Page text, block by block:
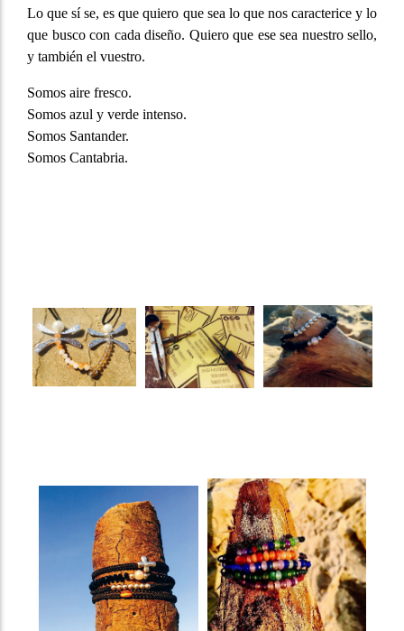
Lo que sí se, es que quiero que sea lo que nos caracterice y lo
que busco con cada diseño. Quiero que ese sea nuestro sello,
y también el vuestro.
Somos aire fresco.
Somos azul y verde intenso.
Somos Santander.
Somos Cantabria.